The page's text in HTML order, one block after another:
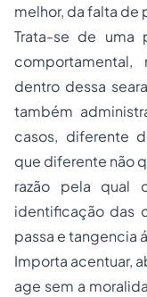
melhor, da falta de
Trata-se de uma
dentro dessa
também
casos, diferente
que diferente não
razão pela qual
identificação das
passa e tangencia
Importa acentuar,
age sem a